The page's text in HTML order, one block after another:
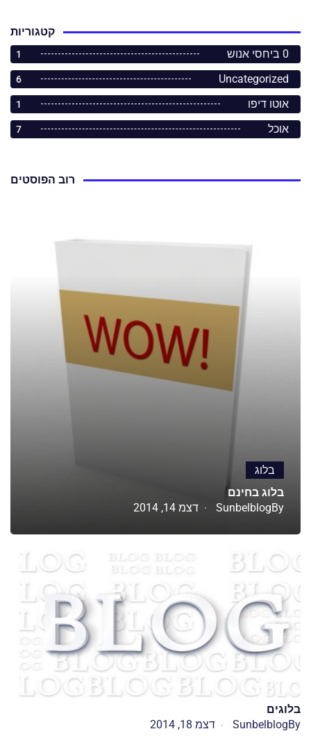
קטגוריות
0 ביחסי אנוש
1
Uncategorized
6
אוטו דיפו 1
אוכל 7
רוב הפוסטים
בלוג
בלוג בחינם
By
Sunbelblog דצמ 14, 2014
בלוגים
By
Sunbelblog דצמ 18, 2014